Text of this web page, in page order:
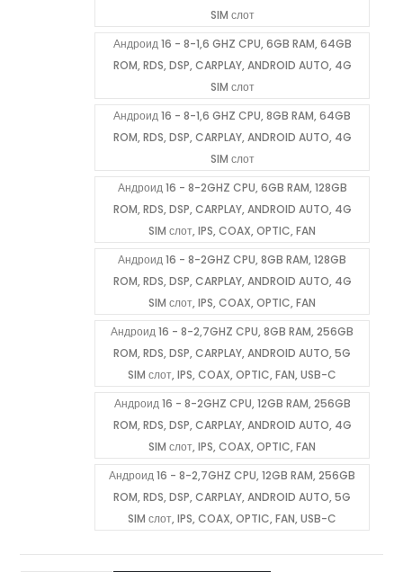
SIM слот
Андроид 16 - 8-1,6 GHZ CPU, 6GB RAM, 64GB
ROM, RDS, DSP, CARPLAY, ANDROID AUTO, 4G
SIM слот
Андроид 16 - 8-1,6 GHZ CPU, 8GB RAM, 64GB
ROM, RDS, DSP, CARPLAY, ANDROID AUTO, 4G
SIM слот
Андроид 16 - 8-2GHZ CPU, 6GB RAM, 128GB
ROM, RDS, DSP, CARPLAY, ANDROID AUTO, 4G
SIM слот, IPS, COAX, OPTIC, FAN
Андроид 16 - 8-2GHZ CPU, 8GB RAM, 128GB
ROM, RDS, DSP, CARPLAY, ANDROID AUTO, 4G
SIM слот, IPS, COAX, OPTIC, FAN
Андроид 16 - 8-2,7GHZ CPU, 8GB RAM, 256GB
ROM, RDS, DSP, CARPLAY, ANDROID AUTO, 5G
SIM слот, IPS, COAX, OPTIC, FAN, USB-C
Андроид 16 - 8-2GHZ CPU, 12GB RAM, 256GB
ROM, RDS, DSP, CARPLAY, ANDROID AUTO, 4G
SIM слот, IPS, COAX, OPTIC, FAN
Андроид 16 - 8-2,7GHZ CPU, 12GB RAM, 256GB
ROM, RDS, DSP, CARPLAY, ANDROID AUTO, 5G
SIM слот, IPS, COAX, OPTIC, FAN, USB-C